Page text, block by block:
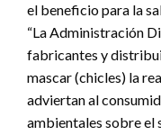
el beneficio para la
“La Administración
fabricantes y
mascar (chicles) la
adviertan al
ambientales sobre el